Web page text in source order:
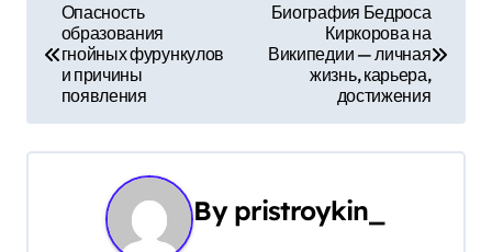
и
Опасность
образования
гнойных фурункулов
и причины
появления
Биография Бедроса
Киркорова на
Википедии — личная
жизнь, карьера,
достижения
By pristroykin_